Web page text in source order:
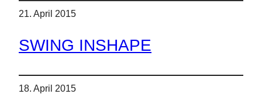
21. April 2015
SWING INSHAPE
18. April 2015